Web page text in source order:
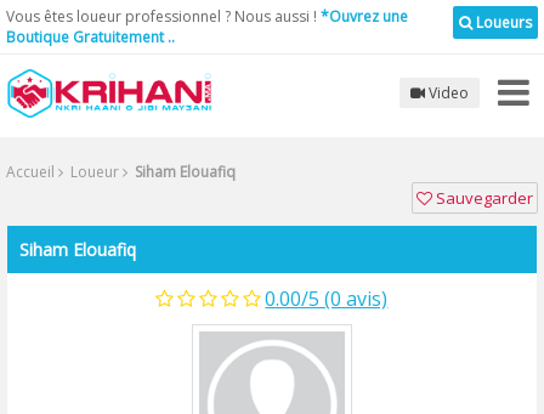
Loueurs
Vous êtes loueur professionnel ? Nous aussi ! *Ouvrez une
Boutique Gratuitement ..
Video
Accueil Loueur Siham Elouafiq
Sauvegarder
Siham Elouafiq
0.00/5 (0 avis)